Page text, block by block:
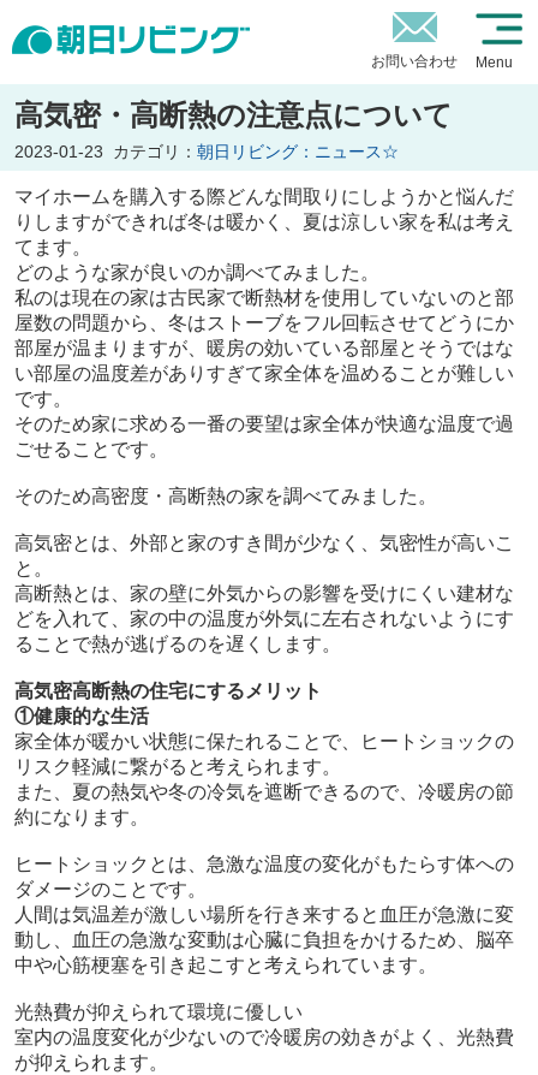
お問い合わせ Menu
高気密・高断熱の注意点について
2023-01-23 カテゴリ： 朝日リビング：ニュース☆
マイホームを購入する際どんな間取りにしようかと悩んだ
りしますができれば冬は暖かく、夏は涼しい家を私は考え
てます。
どのような家が良いのか調べてみました。
私のは現在の家は古民家で断熱材を使用していないのと部
屋数の問題から、冬はストーブをフル回転させてどうにか
部屋が温まりますが、暖房の効いている部屋とそうではな
い部屋の温度差がありすぎて家全体を温めることが難しい
です。
そのため家に求める一番の要望は家全体が快適な温度で過
ごせることです。
そのため高密度・高断熱の家を調べてみました。
高気密とは、外部と家のすき間が少なく、気密性が高いこ
と。
高断熱とは、家の壁に外気からの影響を受けにくい建材な
どを入れて、家の中の温度が外気に左右されないようにす
ることで熱が逃げるのを遅くします。
高気密高断熱の住宅にするメリット
①健康的な生活
家全体が暖かい状態に保たれることで、ヒートショックの
リスク軽減に繋がると考えられます。
また、夏の熱気や冬の冷気を遮断できるので、冷暖房の節
約になります。
ヒートショックとは、急激な温度の変化がもたらす体への
ダメージのことです。
人間は気温差が激しい場所を行き来すると血圧が急激に変
動し、血圧の急激な変動は心臓に負担をかけるため、脳卒
中や心筋梗塞を引き起こすと考えられています。
光熱費が抑えられて環境に優しい
室内の温度変化が少ないので冷暖房の効きがよく、光熱費
が抑えられます。